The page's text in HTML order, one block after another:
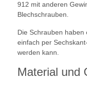
912 mit anderen
Blechschrauben.
Die Schrauben
einfach per
werden kann.
Material und